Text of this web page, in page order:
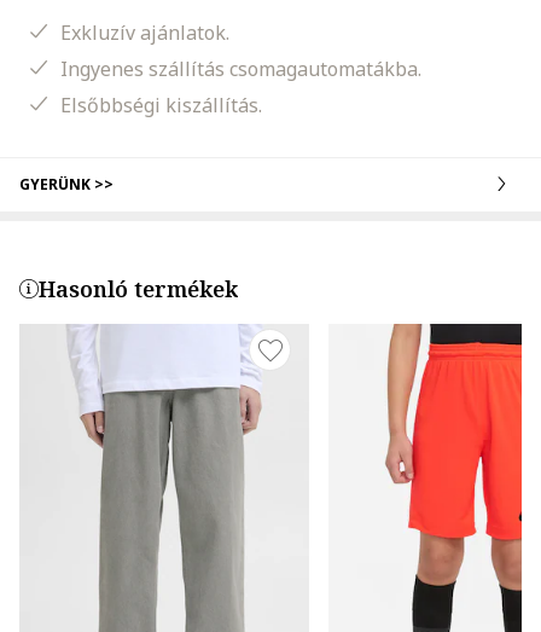
Exkluzív ajánlatok.
Ingyenes szállítás csomagautomatákba.
Elsőbbségi kiszállítás.
GYERÜNK >>
Hasonló termékek